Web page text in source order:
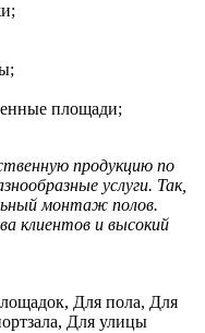
площади;
продукцию по
услуги. Так,
монтаж полов.
клиентов и высокий
Для пола, Для
Для улицы